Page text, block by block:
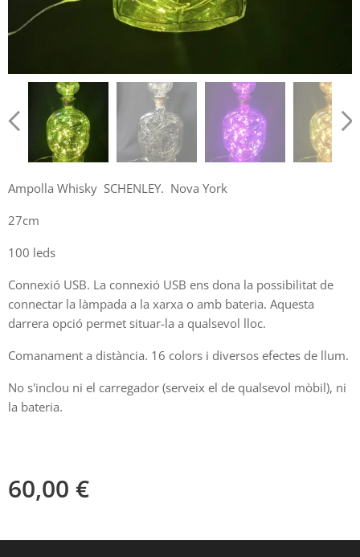
Ampolla Whisky SCHENLEY. Nova York
27cm
100 leds
Connexió USB. La connexió USB ens dona la possibilitat de
connectar la làmpada a la xarxa o amb bateria. Aquesta
darrera opció permet situar-la a qualsevol lloc.
Comanament a distància. 16 colors i diversos efectes de llum.
No s'inclou ni el carregador (serveix el de qualsevol mòbil), ni
la bateria.
60,00 €